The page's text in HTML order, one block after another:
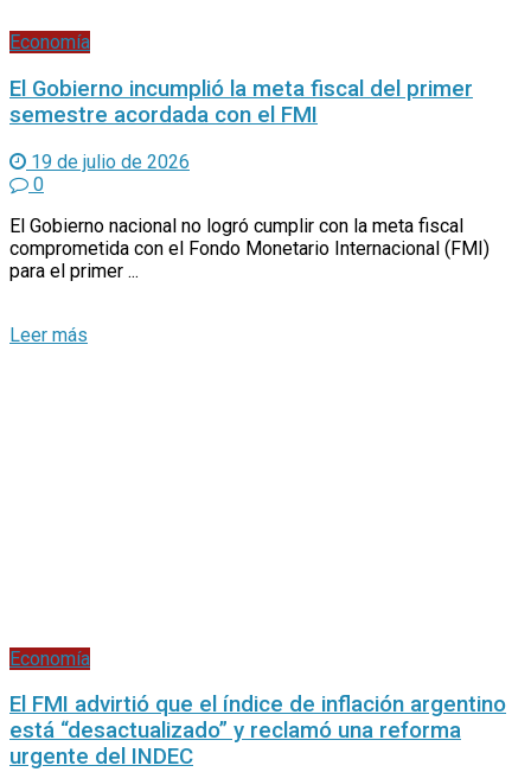
Economía
El Gobierno incumplió la meta fiscal del primer
semestre acordada con el FMI
19 de julio de 2026
0
El Gobierno nacional no logró cumplir con la meta fiscal
comprometida con el Fondo Monetario Internacional (FMI)
para el primer ...
Economía
El FMI advirtió que el índice de inflación argentino
está “desactualizado” y reclamó una reforma
urgente del INDEC